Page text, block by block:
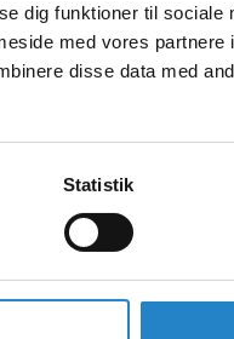
dig funktioner til sociale
med vores partnere
disse data med
Statistik